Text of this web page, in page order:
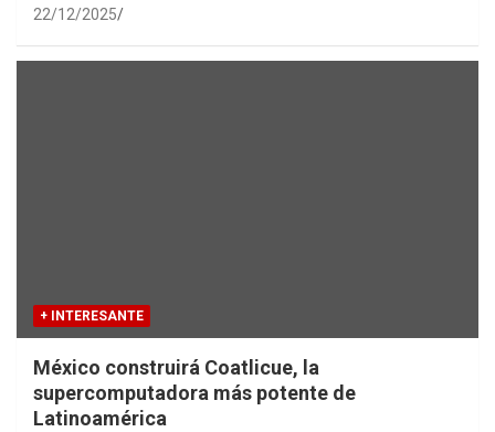
22/12/2025
+ INTERESANTE
México construirá Coatlicue, la
supercomputadora más potente de
Latinoamérica